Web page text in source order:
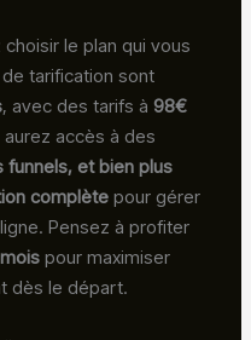
le plan qui vous
tarification sont
, avec des tarifs à 98€
aurez accès à des
et bien plus
complète pour gérer
Pensez à profiter
pour maximiser
dès le départ.